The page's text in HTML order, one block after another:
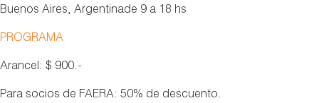
Buenos Aires, Argentinade 9 a 18 hs
PROGRAMA
Arancel: $ 900.-
Para socios de FAERA: 50% de descuento.